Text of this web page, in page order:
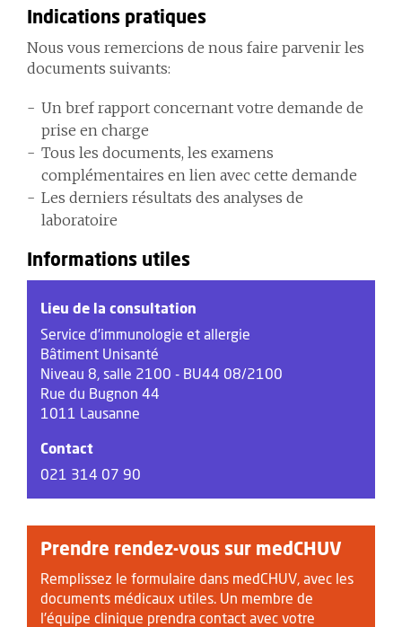
Indications pratiques
Nous vous remercions de nous faire parvenir les
documents suivants:
Un bref rapport concernant votre demande de
prise en charge
Tous les documents, les examens
complémentaires en lien avec cette demande
Les derniers résultats des analyses de
laboratoire
Informations utiles
Lieu de la consultation
Service d'immunologie et allergie
Bâtiment Unisanté
Niveau 8, salle 2100 - BU44 08/2100
Rue du Bugnon 44
1011 Lausanne
Contact
021 314 07 90
Prendre rendez-vous sur medCHUV
Remplissez le formulaire dans medCHUV, avec les
documents médicaux utiles. Un membre de
l'équipe clinique prendra contact avec votre